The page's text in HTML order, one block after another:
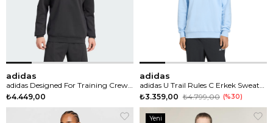
adidas
₺4.449,00
adidas
₺3.359,00 ₺4.799,00 %30
Yeni